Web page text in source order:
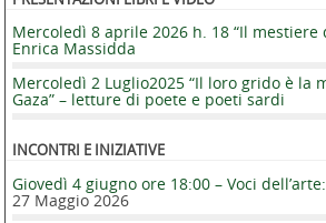
Mercoledì 8 aprile 2026 h. 18 “Il
Enrica Massidda
Mercoledì 2 Luglio2025 “Il loro grido è la
Gaza” – letture di poete e poeti sardi
INCONTRI E INIZIATIVE
Giovedì 4 giugno ore 18:00 – Voci
27 Maggio 2026